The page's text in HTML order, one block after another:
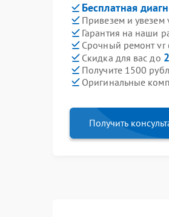
Бесплатная
Привезем и увезем
Гарантия на наши
Срочный ремонт vr
Скидка для вас до
Получите 1500
Оригинальные
Получить